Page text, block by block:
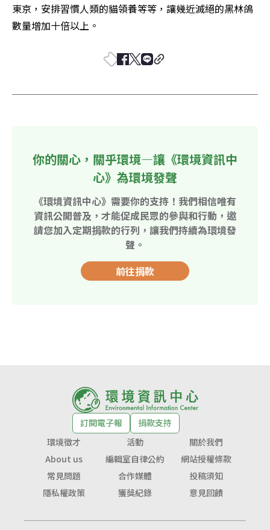
東京，安排習慣人類的貓領養等等，讓幾近滅絕的黑林鴿
數量增加十倍以上。
你的關心，關乎環境—讓《環境資訊中
心》為環境發聲
《環境資訊中心》需要你的支持！我們相信唯有
資訊公開普及，才能促成民眾的參與和行動，邀
請您加入定期捐款的行列，讓我們持續為環境發
聲。
前往捐款
訂閱電子報
捐款支持
環境徵才
活動
關於我們
About us
編輯室自律公約
網站授權條款
常見問題
合作媒體
投稿須知
隱私權政策
獲獎紀錄 意見回饋